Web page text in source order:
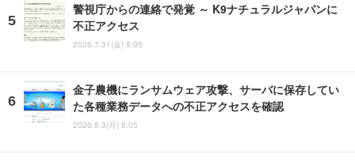
警視庁からの連絡で発覚 ～ K9ナチュラルジャパンに
不正アクセス
2026.7.31(金) 8:05
金子農機にランサムウェア攻撃、サーバに保存してい
た各種業務データへの不正アクセスを確認
2026.8.3(月) 8:05